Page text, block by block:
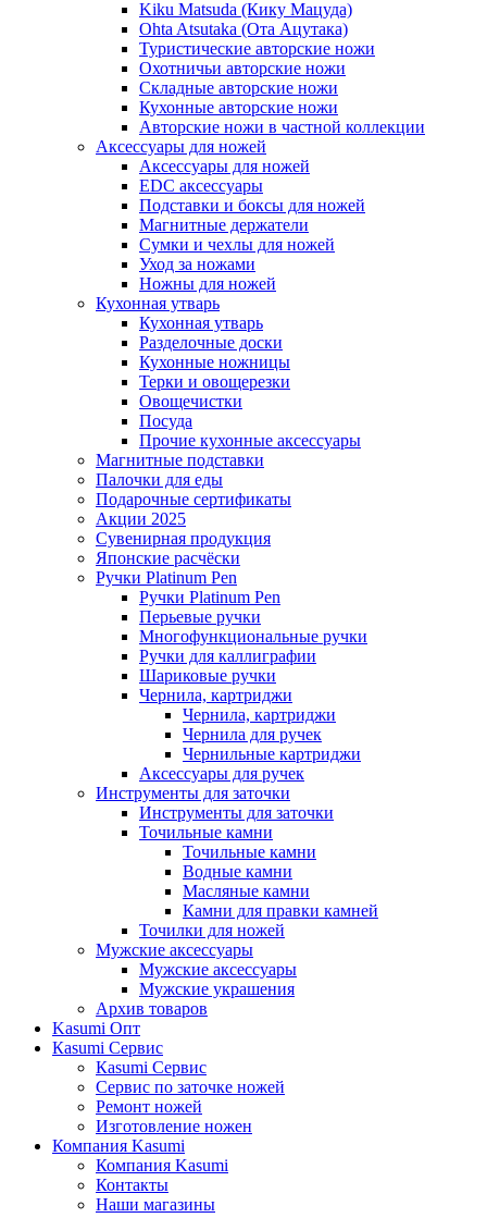
Kiku Matsuda (Кику Мацуда)
Ohta Atsutaka (Ота Ацутака)
Туристические авторские ножи
Охотничьи авторские ножи
Складные авторские ножи
Кухонные авторские ножи
Авторские ножи в частной коллекции
Аксессуары для ножей
Аксессуары для ножей
EDC аксессуары
Подставки и боксы для ножей
Магнитные держатели
Сумки и чехлы для ножей
Уход за ножами
Ножны для ножей
Кухонная утварь
Кухонная утварь
Разделочные доски
Кухонные ножницы
Терки и овощерезки
Овощечистки
Посуда
Прочие кухонные аксессуары
Магнитные подставки
Палочки для еды
Подарочные сертификаты
Акции 2025
Сувенирная продукция
Японские расчёски
Ручки Platinum Pen
Ручки Platinum Pen
Перьевые ручки
Многофункциональные ручки
Ручки для каллиграфии
Шариковые ручки
Чернила, картриджи
Чернила, картриджи
Чернила для ручек
Чернильные картриджи
Аксессуары для ручек
Инструменты для заточки
Инструменты для заточки
Точильные камни
Точильные камни
Водные камни
Масляные камни
Камни для правки камней
Точилки для ножей
Мужские аксессуары
Мужские аксессуары
Мужские украшения
Архив товаров
Kasumi Опт
Кasumi Сервис
Кasumi Сервис
Сервис по заточке ножей
Ремонт ножей
Изготовление ножен
Компания Kasumi
Компания Kasumi
Контакты
Наши магазины